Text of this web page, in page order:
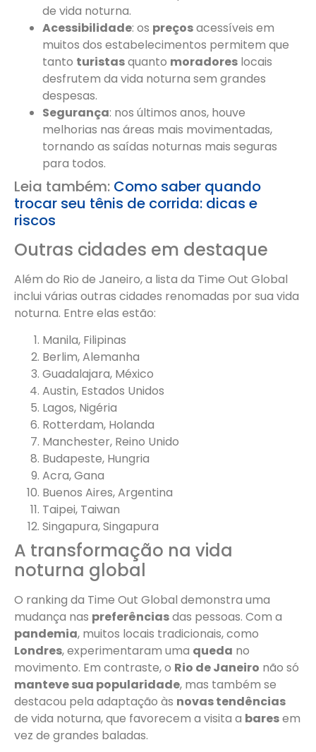
de vida noturna.
Acessibilidade: os preçosacessíveis em
muitos dos estabelecimentos permitem que
tanto turistasquanto moradores locais
desfrutem da vida noturna sem grandes
despesas.
Segurança: nos últimos anos, houve
melhorias nas áreas mais movimentadas,
tornando as saídas noturnas mais seguras
para todos.
Leia também: Como saber quando
trocar seu tênis de corrida: dicas e
riscos
Outras cidades em destaque
Além do Rio de Janeiro, a lista da Time Out Global
inclui várias outras cidades renomadas por sua vida
noturna. Entre elas estão:
Manila, Filipinas
Berlim, Alemanha
Guadalajara, México
Austin, Estados Unidos
Lagos, Nigéria
Rotterdam, Holanda
Manchester, Reino Unido
Budapeste, Hungria
Acra, Gana
Buenos Aires, Argentina
Taipei, Taiwan
Singapura, Singapura
A transformação na vida
noturna global
O ranking da Time Out Global demonstra uma
mudança nas preferênciasdas pessoas. Com a
pandemia, muitos locais tradicionais, como
Londres, experimentaram uma queda no
movimento. Em contraste, o Rio de Janeiro não só
manteve sua popularidade, mas também se
destacou pela adaptação às novas tendências
de vida noturna, que favorecem a visita a baresem
vez de grandes baladas.